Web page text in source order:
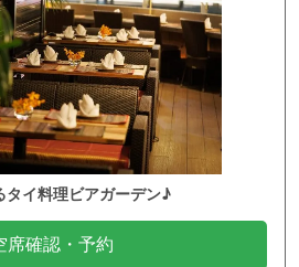
イ料理ビアガーデン♪
席確認・予約